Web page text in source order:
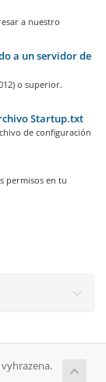
a nuestro
a un servidor de
o superior.
Startup.txt
de configuración
permisos en tu